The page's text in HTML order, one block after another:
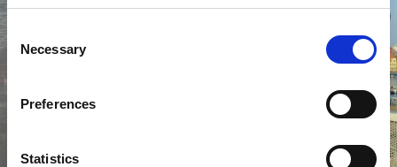
Consent
Selection
Necessary
Preferences
Statistics